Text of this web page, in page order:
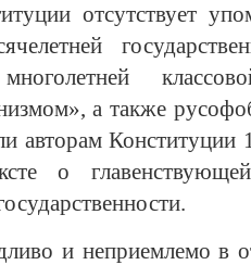
отсутствует
многолетней
а также
авторам Конституции
о
и неприемлемо в